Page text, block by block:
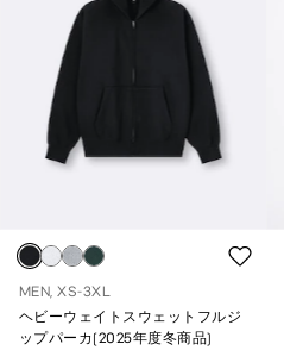
MEN, XS-3XL
ヘビーウェイトスウェットフルジ
ップパーカ(2025年度冬商品)